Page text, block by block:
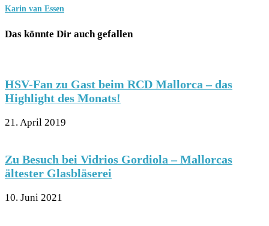
Karin van Essen
Das könnte Dir auch gefallen
HSV-Fan zu Gast beim RCD Mallorca – das
Highlight des Monats!
21. April 2019
Zu Besuch bei Vidrios Gordiola – Mallorcas
ältester Glasbläserei
10. Juni 2021